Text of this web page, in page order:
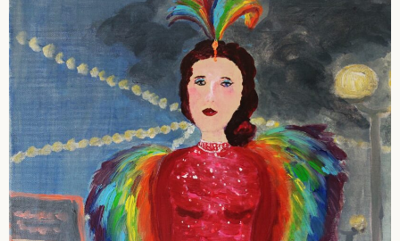
Portraits
Religiöses – Gefühle
Tiere
Serie: Inklusion
Bilder und Skulpturen in Privatbesitz